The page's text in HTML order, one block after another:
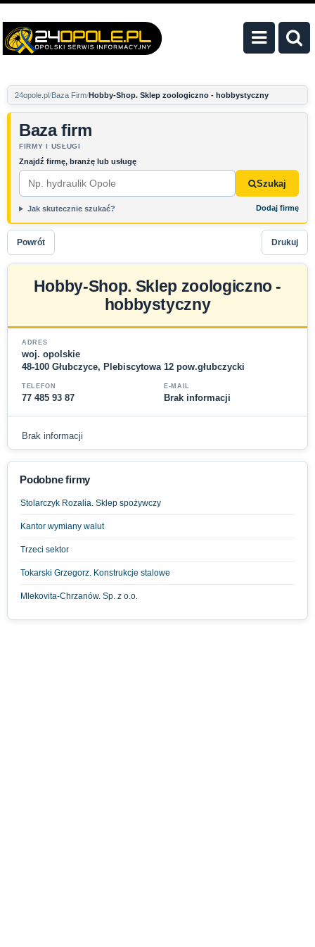
24opole.pl Baza Firm Hobby-Shop. Sklep zoologiczno - hobbystyczny
Baza firm
FIRMY I USŁUGI
Znajdź firmę, branżę lub usługę
Szukaj
Jak skutecznie szukać? Dodaj firmę
Powrót Drukuj
Hobby-Shop. Sklep zoologiczno -
hobbystyczny
ADRES
woj. opolskie
48-100 Głubczyce, Plebiscytowa 12 pow.głubczycki
TELEFON
77 485 93 87
E-MAIL
Brak informacji
Brak informacji
Podobne firmy
Stolarczyk Rozalia. Sklep spożywczy
Kantor wymiany walut
Trzeci sektor
Tokarski Grzegorz. Konstrukcje stalowe
Mlekovita-Chrzanów. Sp. z o.o.